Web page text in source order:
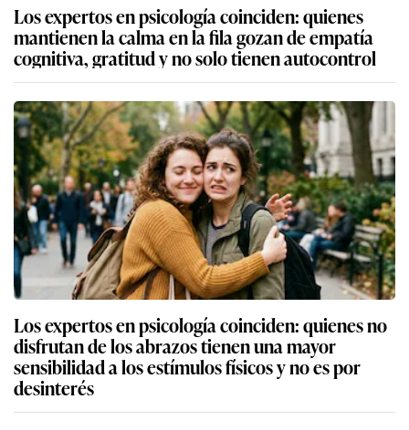
Los expertos en psicología coinciden: quienes
mantienen la calma en la fila gozan de empatía
cognitiva, gratitud y no solo tienen autocontrol
Los expertos en psicología coinciden: quienes no
disfrutan de los abrazos tienen una mayor
sensibilidad a los estímulos físicos y no es por
desinterés